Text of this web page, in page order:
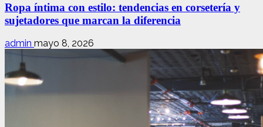
Ropa íntima con estilo: tendencias en corsetería y
sujetadores que marcan la diferencia
admin mayo 8, 2026